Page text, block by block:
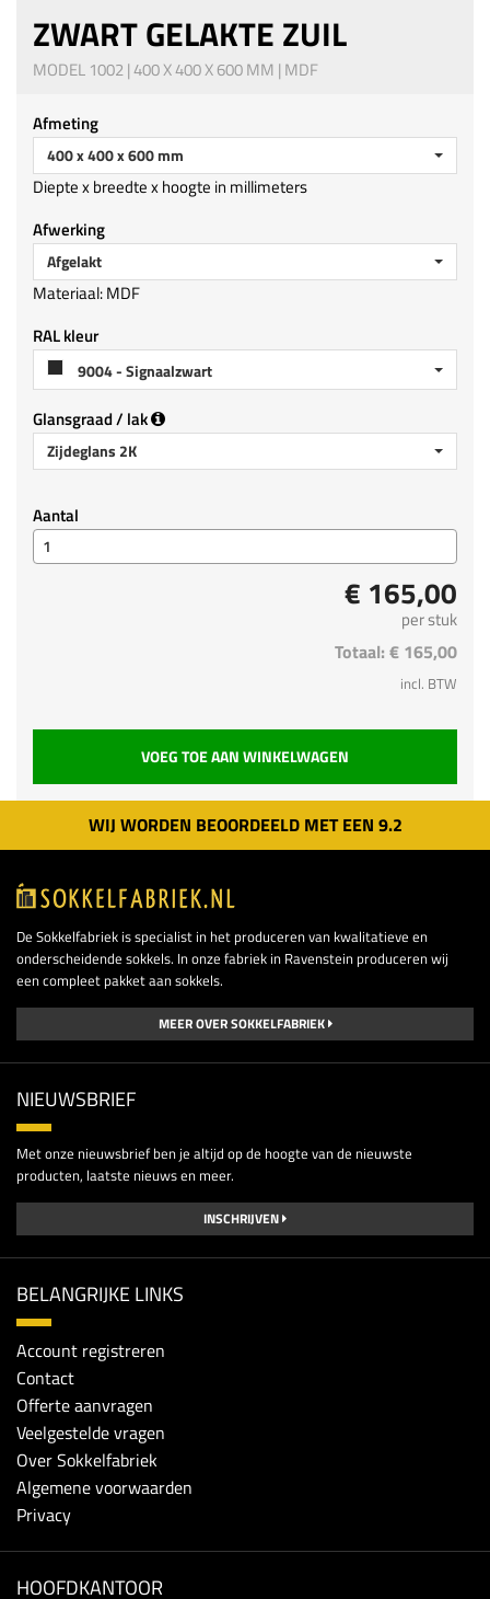
ZWART GELAKTE ZUIL
MODEL 1002 | 400 X 400 X 600 MM | MDF
Afmeting
400 x 400 x 600 mm
Diepte x breedte x hoogte in millimeters
Afwerking
Afgelakt
Materiaal: MDF
RAL kleur
9004 - Signaalzwart
Glansgraad / lak
Zijdeglans 2K
Aantal
€ 165,00
per stuk
Totaal: € 165,00
incl. BTW
VOEG TOE AAN WINKELWAGEN
WIJ WORDEN BEOORDEELD MET EEN 9.2
De Sokkelfabriek is specialist in het produceren van kwalitatieve en
onderscheidende sokkels. In onze fabriek in Ravenstein produceren wij
een compleet pakket aan sokkels.
MEER OVER SOKKELFABRIEK
NIEUWSBRIEF
Met onze nieuwsbrief ben je altijd op de hoogte van de nieuwste
producten, laatste nieuws en meer.
INSCHRIJVEN
BELANGRIJKE LINKS
Account registreren
Contact
Offerte aanvragen
Veelgestelde vragen
Over Sokkelfabriek
Algemene voorwaarden
Privacy
HOOFDKANTOOR